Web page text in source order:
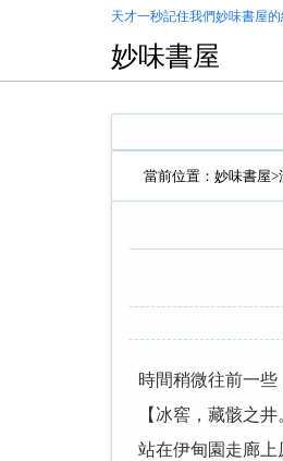
天才一秒記住我們妙味書屋的
妙味書屋
當前位置： 妙味書屋>
時間稍微往前一些
【冰窖，藏骸之井
站在伊甸園走廊上